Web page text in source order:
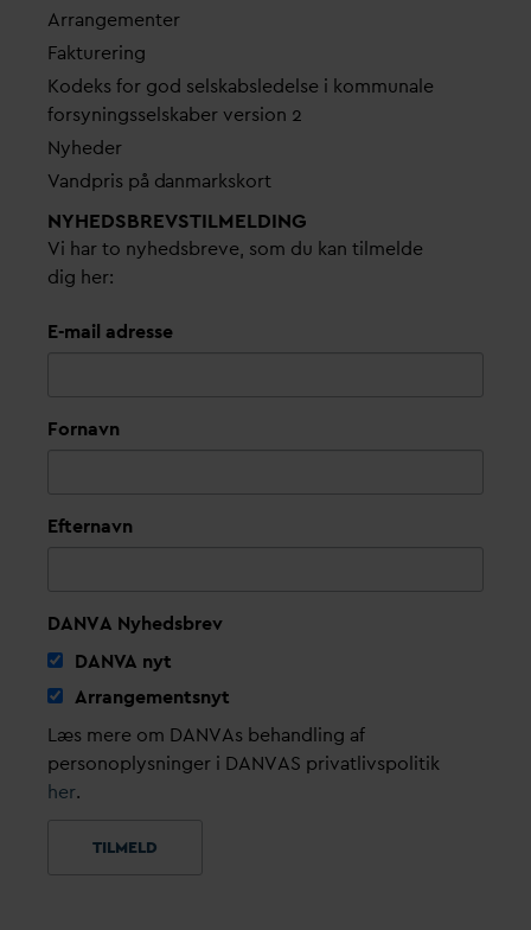
Arrangementer
Fakturering
Kodeks for god selskabsledelse i kommunale
forsyningsselskaber version 2
Nyheder
Vandpris på danmarkskort
NYHEDSBREVS­TILMELDING
Vi har to nyhedsbreve, som du kan tilmelde
dig her:
E-mail adresse
Fornavn
Efternavn
DANVA Nyhedsbrev
DANVA nyt
Arrangementsnyt
Læs mere om DANVAs behandling af
personoplysninger i DANVAS privatlivspolitik
her.